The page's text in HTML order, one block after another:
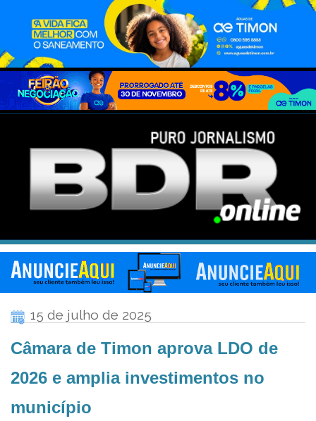
15 de julho de 2025
Câmara de Timon aprova LDO de
2026 e amplia investimentos no
município